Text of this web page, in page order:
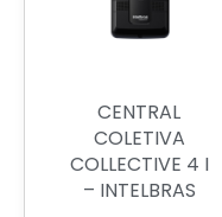
CENTRAL
COLETIVA
COLLECTIVE 4 I
– INTELBRAS